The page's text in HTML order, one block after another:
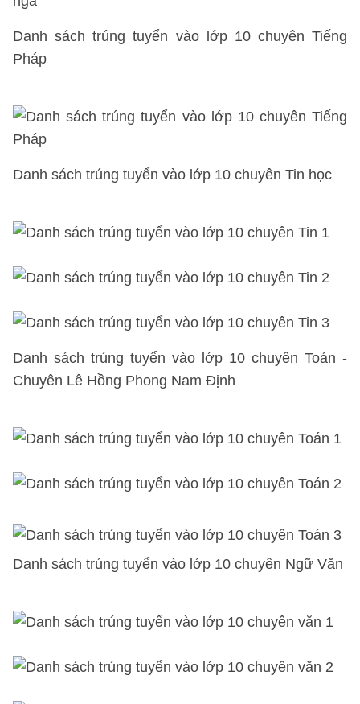
Danh sách trúng tuyển vào lớp 10 chuyên Tiếng
Pháp
Danh sách trúng tuyển vào lớp 10 chuyên Tin học
Danh sách trúng tuyển vào lớp 10 chuyên Toán -
Chuyên Lê Hồng Phong Nam Định
Danh sách trúng tuyển vào lớp 10 chuyên Ngữ Văn